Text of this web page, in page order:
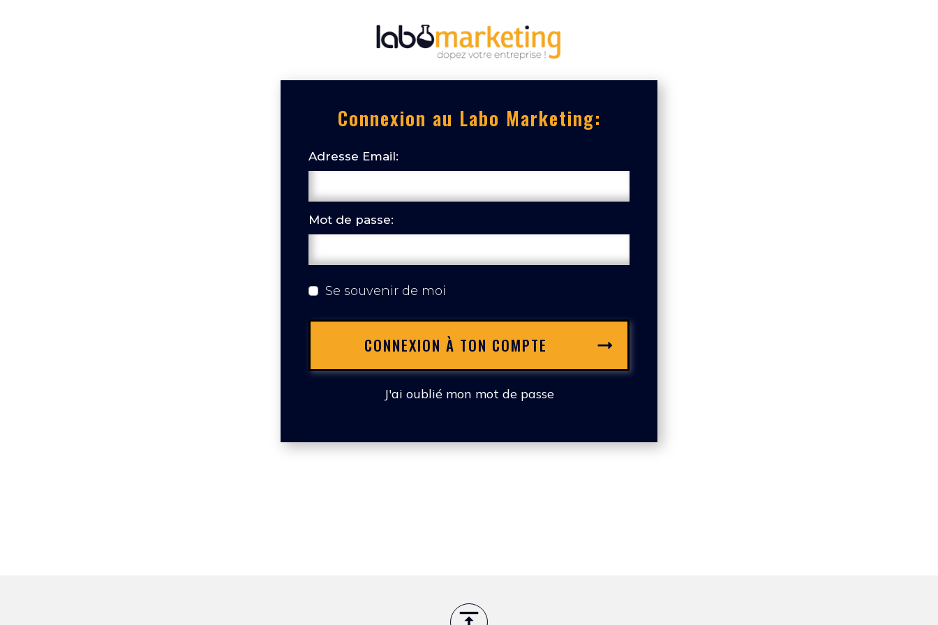
Connexion au Labo Marketing:
Adresse Email:
Mot de passe:
Se souvenir de moi
CONNEXION À TON COMPTE
J'ai oublié mon mot de passe